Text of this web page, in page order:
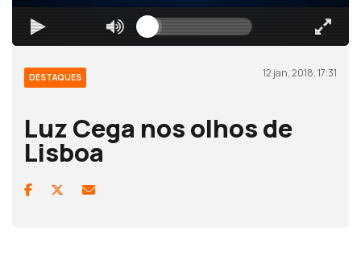
DESTAQUES 12 jan, 2018, 17:31
Luz Cega nos olhos de
Lisboa